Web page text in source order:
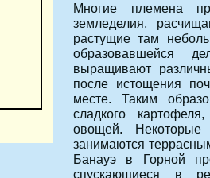
Многие племена
земледелия,
растущие там
образовавшейся
выращивают
после истощения
месте. Таким
сладкого
овощей.
занимаются
Банауэ в Горной
спускающиеся в